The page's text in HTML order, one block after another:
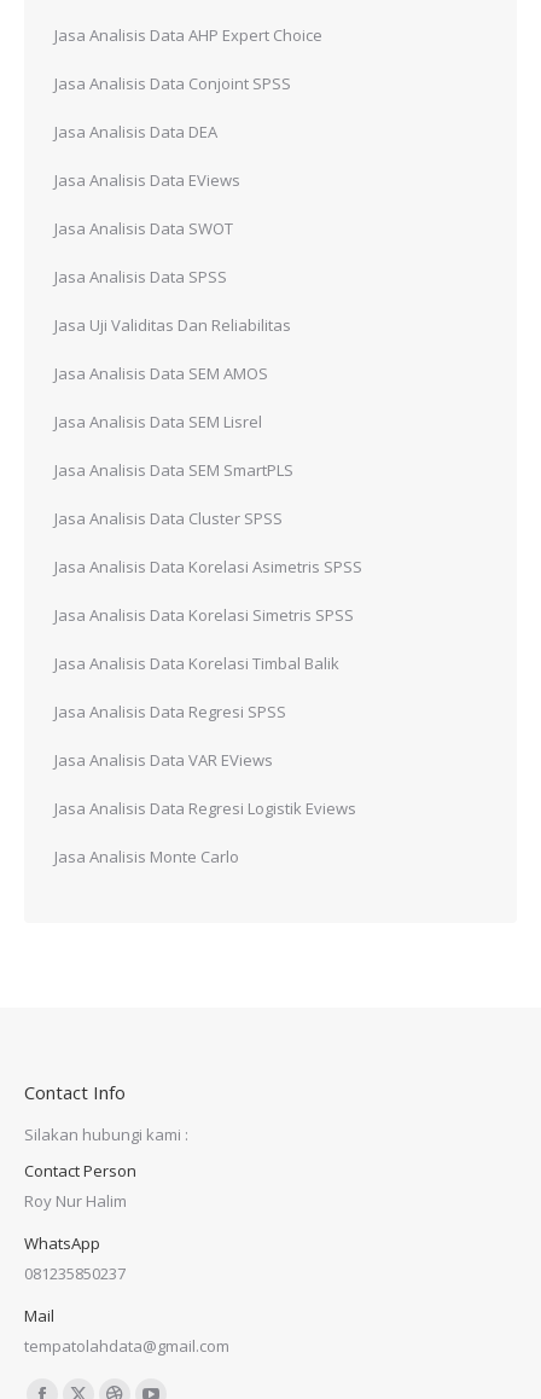
Jasa Analisis Data AHP Expert Choice
Jasa Analisis Data Conjoint SPSS
Jasa Analisis Data DEA
Jasa Analisis Data EViews
Jasa Analisis Data SWOT
Jasa Analisis Data SPSS
Jasa Uji Validitas Dan Reliabilitas
Jasa Analisis Data SEM AMOS
Jasa Analisis Data SEM Lisrel
Jasa Analisis Data SEM SmartPLS
Jasa Analisis Data Cluster SPSS
Jasa Analisis Data Korelasi Asimetris SPSS
Jasa Analisis Data Korelasi Simetris SPSS
Jasa Analisis Data Korelasi Timbal Balik
Jasa Analisis Data Regresi SPSS
Jasa Analisis Data VAR EViews
Jasa Analisis Data Regresi Logistik Eviews
Jasa Analisis Monte Carlo
Contact Info
Silakan hubungi kami :
Contact Person
Roy Nur Halim
WhatsApp
081235850237
Mail
tempatolahdata@gmail.com
Find us on: